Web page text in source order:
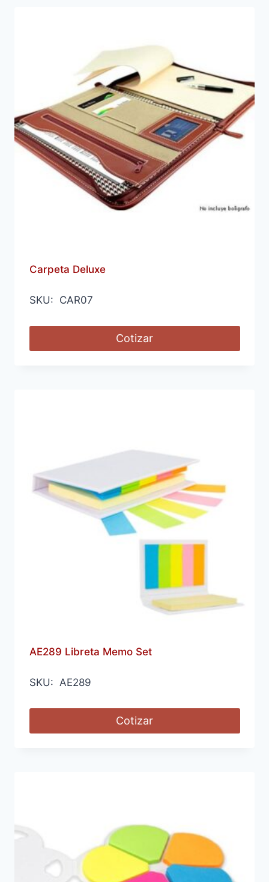
Carpeta Deluxe
SKU: CAR07
Cotizar
AE289 Libreta Memo Set
SKU: AE289
Cotizar